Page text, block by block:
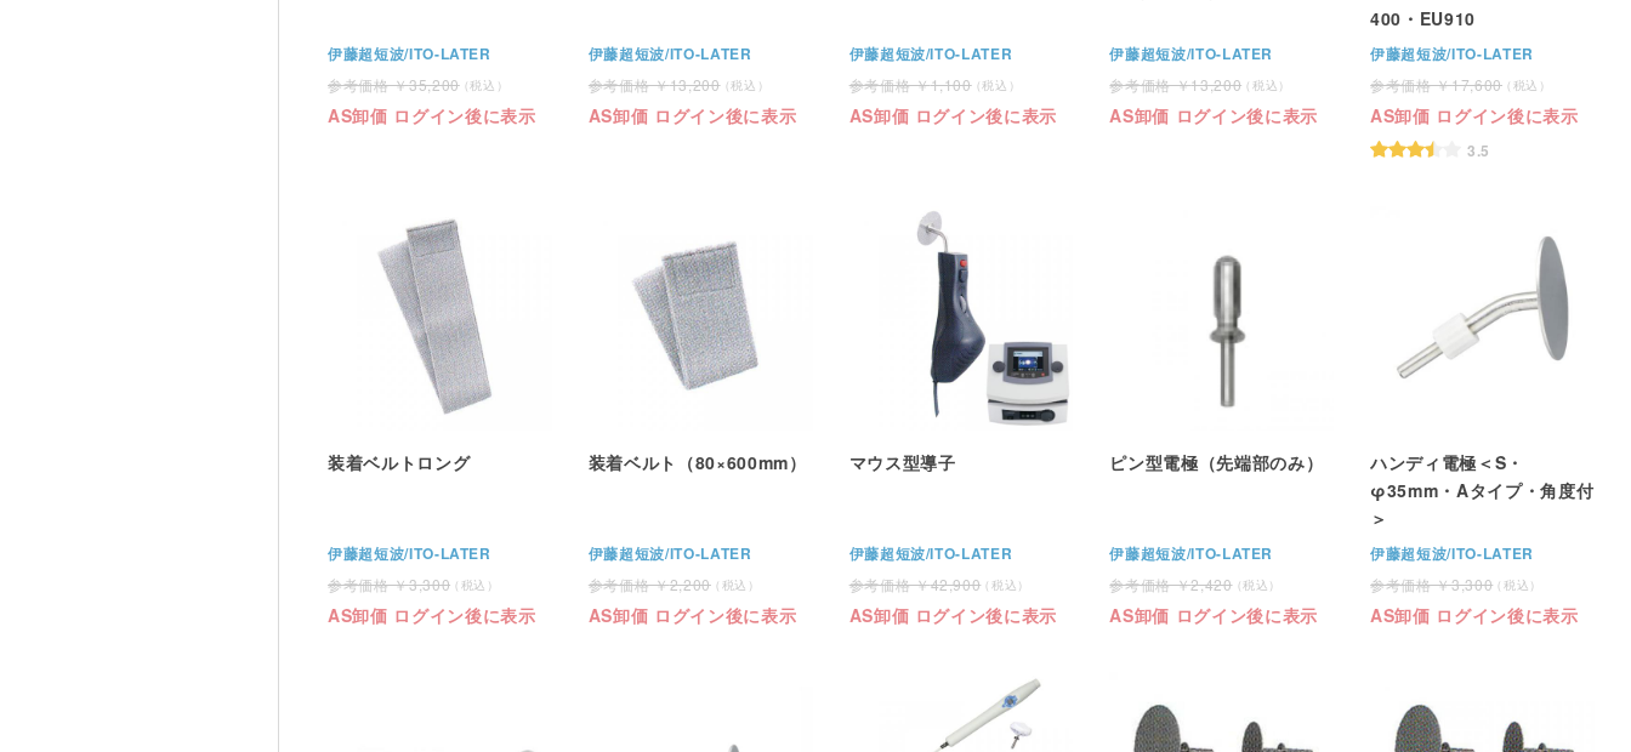
伊藤超短波/ITO-LATER
35,200
AS卸価 ログイン後に表示
伊藤超短波/ITO-LATER
13,200
AS卸価 ログイン後に表示
伊藤超短波/ITO-LATER
1,100
AS卸価 ログイン後に表示
伊藤超短波/ITO-LATER
13,200
AS卸価 ログイン後に表示
400・EU910
伊藤超短波/ITO-LATER
17,600
AS卸価 ログイン後に表示
3.5
装着ベルトロング
伊藤超短波/ITO-LATER
3,300
AS卸価 ログイン後に表示
装着ベルト（80×600mm）
伊藤超短波/ITO-LATER
2,200
AS卸価 ログイン後に表示
マウス型導子
伊藤超短波/ITO-LATER
42,900
AS卸価 ログイン後に表示
ピン型電極（先端部のみ）
伊藤超短波/ITO-LATER
2,420
AS卸価 ログイン後に表示
ハンディ電極＜S・
φ35mm・Aタイプ・角度付
＞
伊藤超短波/ITO-LATER
3,300
AS卸価 ログイン後に表示